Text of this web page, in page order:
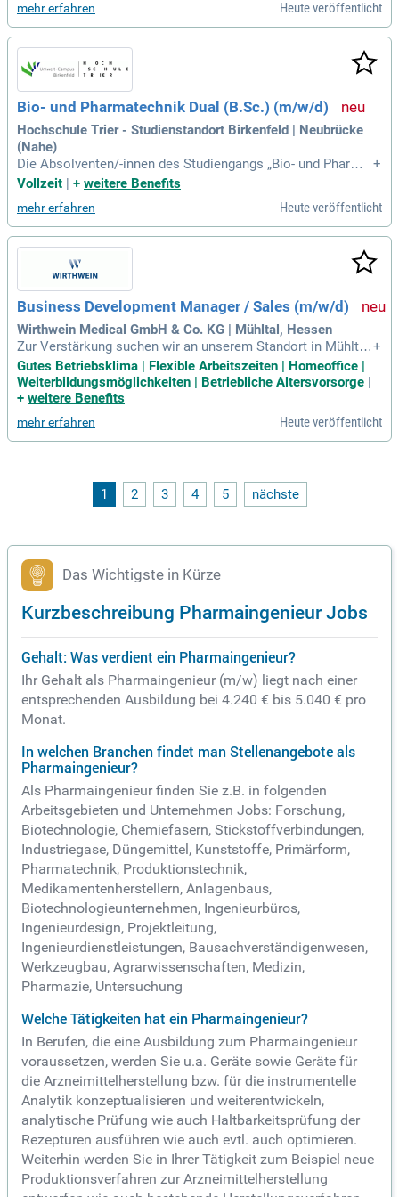
e identifizieren potenzielle Kundengruppen und analysieren d
eren Anforderungen im Rahmen des Business Development
s. Dabei kombinieren Sie Ihre Fertigungstiefe mit Reinraum-
Expertise, um kompetente Kundenberatung und Verkaufsver
handlungen zu führen. Von Angebotserstellung bis Vertrags
abschluss fungieren Sie als Sparringspartner im Team. Ein a
bgeschlossenes technisches Studium in Pharma, Maschine
nbau oder Verfahrenstechnik ist erforderlich.
mehr erfahren Heute veröffentlicht
Bio- und Pharmatechnik Dual (B.Sc.) (m/w/d)
Hochschule Trier - Studienstandort Birkenfeld | Neubrücke
(Nahe)
Die Absolventen/-innen des Studiengangs „Bio- und Pharmat
echnik“ sollen in der Biotechnik als auch in der Pharmatech
+
Vollzeit | + weitere Benefits
mehr erfahren Heute veröffentlicht
Business Development Manager / Sales (m/w/d)
Wirthwein Medical GmbH & Co. KG | Mühltal, Hessen
Zur Verstärkung suchen wir an unserem Standort in Mühlta
l/Darmstadt einen: Business Development Manager / Sales
(m/w/d): Gestalten Sie die Zukunft der Pharma- und Kunstst
offindustrie als Business Development Manager* und treibe
+
Gutes Betriebsklima | Flexible Arbeitszeiten | Homeoffice |
Weiterbildungsmöglichkeiten | Betriebliche Altersvorsorge
+ weitere Benefits
mehr erfahren Heute veröffentlicht
1 2 3 4 5 nächste
Das Wichtigste in Kürze
Kurzbeschreibung Pharmaingenieur Jobs
Gehalt: Was verdient ein Pharmaingenieur?
Ihr Gehalt als Pharmaingenieur (m/w) liegt nach einer
entsprechenden Ausbildung bei 4.240 € bis 5.040 € pro
Monat.
In welchen Branchen findet man Stellenangebote als
Pharmaingenieur?
Als Pharmaingenieur finden Sie z.B. in folgenden
Arbeitsgebieten und Unternehmen Jobs: Forschung,
Biotechnologie, Chemiefasern, Stickstoffverbindungen,
Industriegase, Düngemittel, Kunststoffe, Primärform,
Pharmatechnik, Produktionstechnik,
Medikamentenherstellern, Anlagenbaus,
Biotechnologieunternehmen, Ingenieurbüros,
Ingenieurdesign, Projektleitung,
Ingenieurdienstleistungen, Bausachverständigenwesen,
Werkzeugbau, Agrarwissenschaften, Medizin,
Pharmazie, Untersuchung
Welche Tätigkeiten hat ein Pharmaingenieur?
In Berufen, die eine Ausbildung zum Pharmaingenieur
voraussetzen, werden Sie u.a. Geräte sowie Geräte für
die Arzneimittelherstellung bzw. für die instrumentelle
Analytik konzeptualisieren und weiterentwickeln,
analytische Prüfung wie auch Haltbarkeitsprüfung der
Rezepturen ausführen wie auch evtl. auch optimieren.
Weiterhin werden Sie in Ihrer Tätigkeit zum Beispiel neue
Produktionsverfahren zur Arzneimittelherstellung